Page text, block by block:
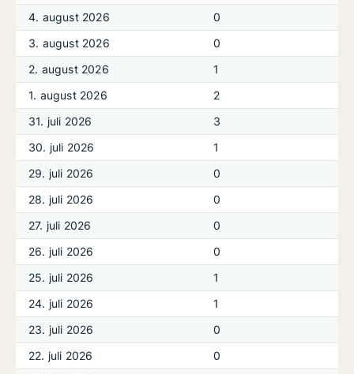
4. august 2026
0
3. august 2026
0
2. august 2026
1
1. august 2026
2
31. juli 2026
3
30. juli 2026
1
29. juli 2026
0
28. juli 2026
0
27. juli 2026
0
26. juli 2026
0
25. juli 2026
1
24. juli 2026
1
23. juli 2026
0
22. juli 2026
0